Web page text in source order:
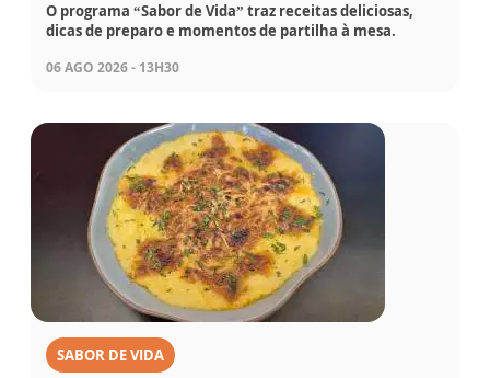
O programa “Sabor de Vida” traz receitas deliciosas,
dicas de preparo e momentos de partilha à mesa.
06 AGO 2026 - 13H30
SABOR DE VIDA